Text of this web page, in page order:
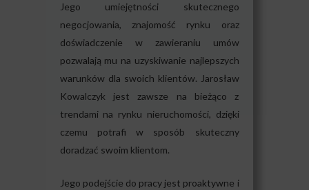
Jego umiejętności skutecznego
negocjowania, znajomość rynku oraz
doświadczenie w zawieraniu umów
pozwalają mu na uzyskiwanie najlepszych
warunków dla swoich klientów. Jarosław
Kowalczyk jest zawsze na bieżąco z
trendami na rynku nieruchomości, dzięki
czemu potrafi w sposób skuteczny
doradzać swoim klientom.
Jego podejście do pracy jest proaktywne i